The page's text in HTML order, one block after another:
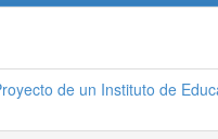
de un Instituto de